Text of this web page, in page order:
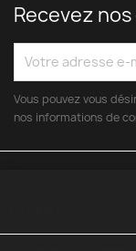
Recevez
Vous pouvez vous
nos informations de